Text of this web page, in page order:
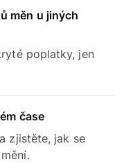
měn u jiných
poplatky, jen
čase
zjistěte, jak se